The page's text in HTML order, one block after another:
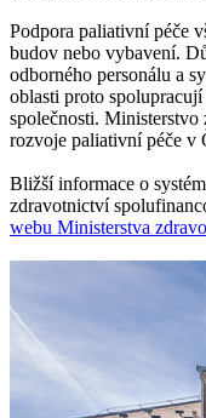
Podpora paliativní péče
budov nebo vybavení.
odborného personálu a
oblasti proto
společnosti.
rozvoje paliativní péče v
Bližší informace o
zdravotnictví
webu Ministerstva